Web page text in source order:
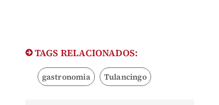
TAGS RELACIONADOS:
gastronomia Tulancingo